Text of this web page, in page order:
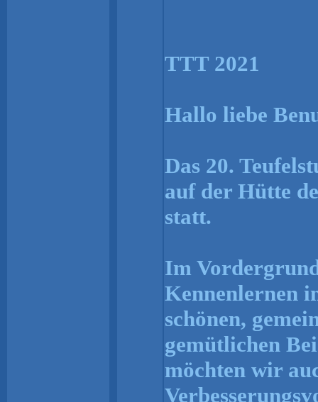
TTT 2021
Hallo liebe
Das 20.
auf der Hütte
statt.
Im
Kennenlernen
schönen,
gemütlichen
möchten wir